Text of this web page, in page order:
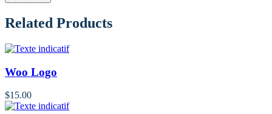
Related Products
Woo Logo
$15.00